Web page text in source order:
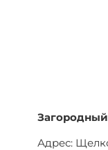
Адрес: